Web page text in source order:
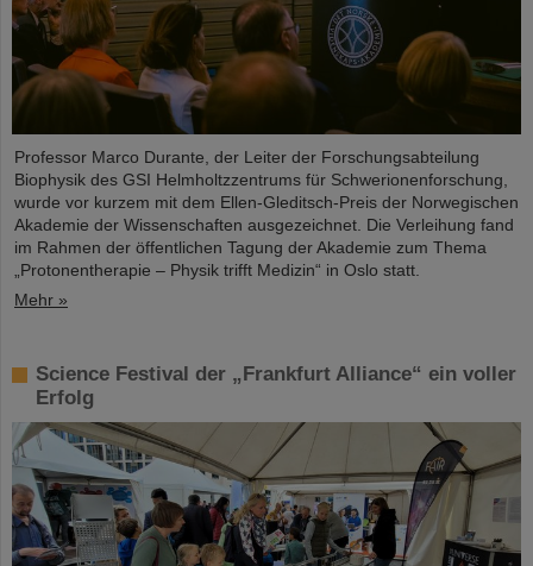
Professor Marco Durante, der Leiter der Forschungsabteilung
Biophysik des GSI Helmholtzzentrums für Schwerionenforschung,
wurde vor kurzem mit dem Ellen-Gleditsch-Preis der Norwegischen
Akademie der Wissenschaften ausgezeichnet. Die Verleihung fand
im Rahmen der öffentlichen Tagung der Akademie zum Thema
„Protonentherapie – Physik trifft Medizin“ in Oslo statt.
Mehr »
Science Festival der „Frankfurt Alliance“ ein voller
Erfolg